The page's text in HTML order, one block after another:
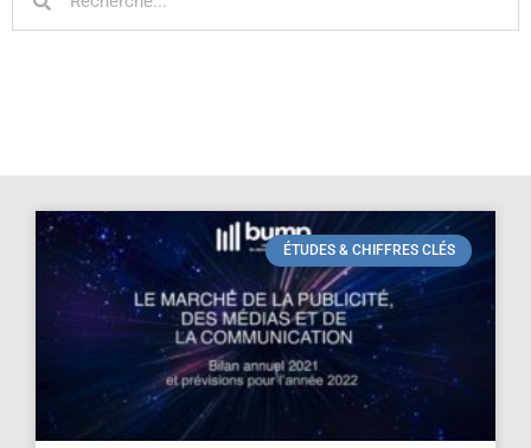
ÉTUDES & CHIFFRES CLÉS